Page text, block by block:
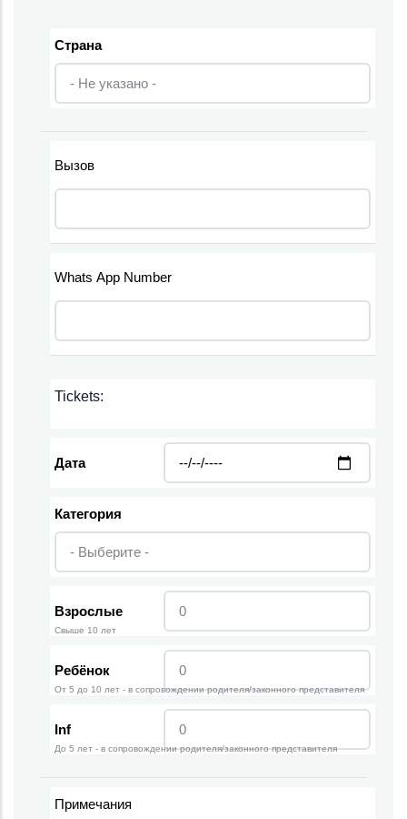
Страна
Вызов
Whats App Number
Tickets:
Дата
Категория
Взрослые
Свыше 10 лет
Ребёнок
От 5 до 10 лет - в сопровождении родителя/законного представителя
Inf
До 5 лет - в сопровождении родителя/законного представителя
Примечания